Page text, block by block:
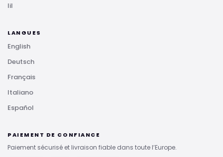
lil
LANGUES
English
Deutsch
Français
Italiano
Español
PAIEMENT DE CONFIANCE
Paiement sécurisé et livraison fiable dans toute l’Europe.